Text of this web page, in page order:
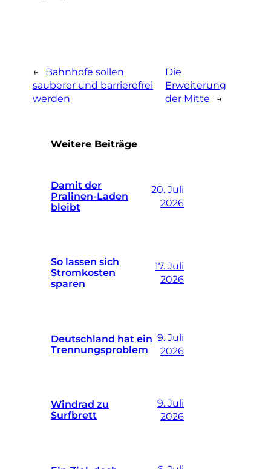
←
Bahnhöfe sollen
sauberer und barrierefrei
werden
Die
Erweiterung
der Mitte
→
Weitere Beiträge
Damit der
Pralinen-Laden
bleibt
20. Juli
2026
So lassen sich
Stromkosten
sparen
17. Juli
2026
Deutschland hat ein
Trennungsproblem
9. Juli
2026
Windrad zu
Surfbrett
9. Juli
2026